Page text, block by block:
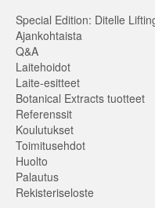
Special Edition: Ditelle
Ajankohtaista
Q&A
Laitehoidot
Laite-esitteet
Botanical Extracts tuotteet
Referenssit
Koulutukset
Toimitusehdot
Huolto
Palautus
Rekisteriseloste